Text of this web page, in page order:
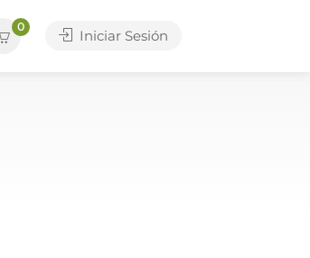
0
Iniciar Sesión